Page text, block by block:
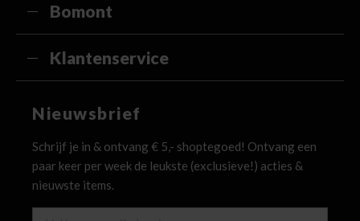
Bomont
Klantenservice
Nieuwsbrief
Schrijf je in & ontvang € 5,- shoptegoed! Ontvang een
paar keer per week de leukste (exclusieve!) acties &
nieuwste items.